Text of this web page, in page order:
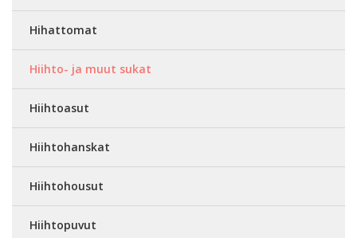
Hihattomat
Hiihto- ja muut sukat
Hiihtoasut
Hiihtohanskat
Hiihtohousut
Hiihtopuvut